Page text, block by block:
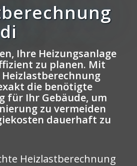
Ihre Heizungsanlage
zu planen. Mit
die benötigte
für Ihr Gebäude, um
zu vermeiden
dauerhaft zu
Heizlastberechnung